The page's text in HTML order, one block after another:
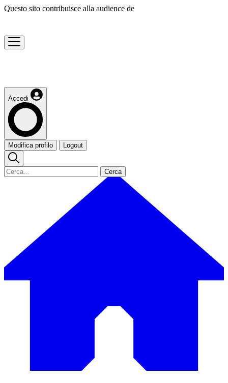
Questo sito contribuisce alla audience de
Accedi
Modifica profilo Logout
Cerca